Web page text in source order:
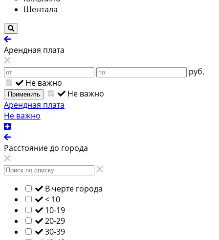
Шентала
Арендная плата
руб.
Не важно
Применить
Не важно
Арендная плата
Не важно
Расстояние до города
В черте города
< 10
10-19
20-29
30-39